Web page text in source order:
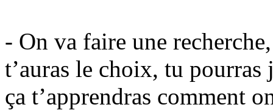
- On va faire une
t’auras le choix, tu
ça t’apprendras comment